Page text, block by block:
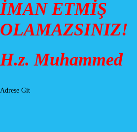
İMAN ETMİŞ
OLAMAZSINIZ!
H.z. Muhammed
Adrese Git